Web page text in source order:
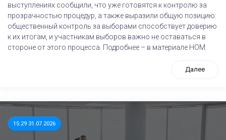
выступлениях сообщили, что уже готовятся к контролю за
прозрачностью процедур, а также выразили общую позицию:
общественный контроль за выборами способствует доверию
к их итогам, и участникам выборов важно не оставаться в
стороне от этого процесса. Подробнее – в материале НОМ.
Далее
15:29 31.07.2026